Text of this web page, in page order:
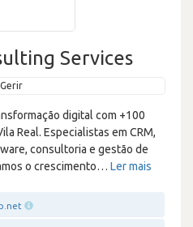
Services
Gerir
digital com +100
Real. Especialistas em CRM,
consultoria e gestão de
o crescimento… Ler mais